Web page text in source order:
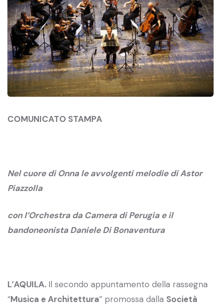
COMUNICATO STAMPA
Nel cuore di Onna le avvolgenti melodie di Astor
Piazzolla
con l’Orchestra da Camera di Perugia e il
bandoneonista Daniele Di Bonaventura
L’AQUILA. Il secondo appuntamento della rassegna
“Musica e Architettura” promossa dalla Società